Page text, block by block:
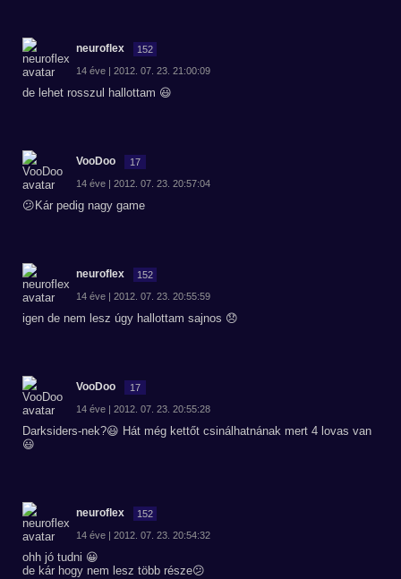
neuroflex 152
14 éve | 2012. 07. 23. 21:00:09
de lehet rosszul hallottam 😃
VooDoo 17
14 éve | 2012. 07. 23. 20:57:04
😕Kár pedig nagy game
neuroflex 152
14 éve | 2012. 07. 23. 20:55:59
igen de nem lesz úgy hallottam sajnos 😞
VooDoo 17
14 éve | 2012. 07. 23. 20:55:28
Darksiders-nek?😃 Hát még kettőt csinálhatnának mert 4 lovas van
😃
neuroflex 152
14 éve | 2012. 07. 23. 20:54:32
ohh jó tudni 😀
de kár hogy nem lesz több része😕